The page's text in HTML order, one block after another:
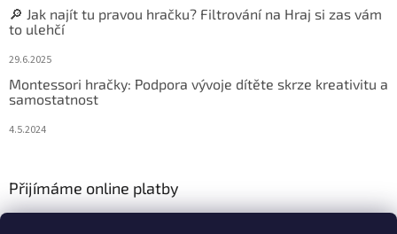
🔎 Jak najít tu pravou hračku? Filtrování na Hraj si zas vám
to ulehčí
29.6.2025
Montessori hračky: Podpora vývoje dítěte skrze kreativitu a
samostatnost
4.5.2024
Přijímáme online platby